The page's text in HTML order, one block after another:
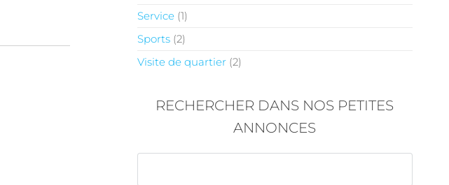
Service(1)
Sports(2)
Visite de quartier(2)
RECHERCHER DANS NOS PETITES
ANNONCES